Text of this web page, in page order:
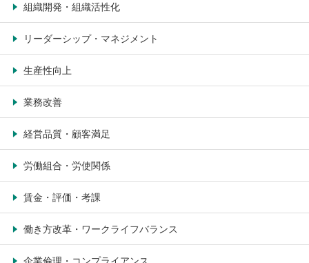
組織開発・組織活性化
リーダーシップ・マネジメント
生産性向上
業務改善
経営品質・顧客満足
労働組合・労使関係
賃金・評価・考課
働き方改革・ワークライフバランス